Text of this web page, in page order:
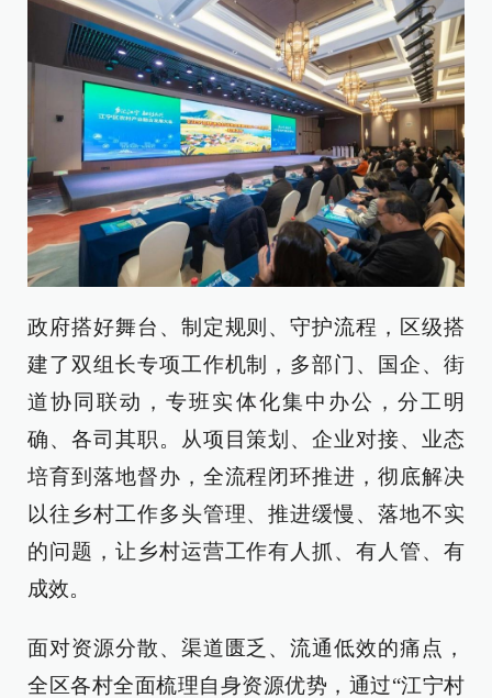
政府搭好舞台、制定规则、守护流程，区级搭
建了双组长专项工作机制，多部门、国企、街
道协同联动，专班实体化集中办公，分工明
确、各司其职。从项目策划、企业对接、业态
培育到落地督办，全流程闭环推进，彻底解决
以往乡村工作多头管理、推进缓慢、落地不实
的问题，让乡村运营工作有人抓、有人管、有
成效。
面对资源分散、渠道匮乏、流通低效的痛点，
全区各村全面梳理自身资源优势，通过“江宁村